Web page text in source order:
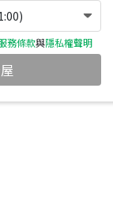
務條款與隱私權聲明